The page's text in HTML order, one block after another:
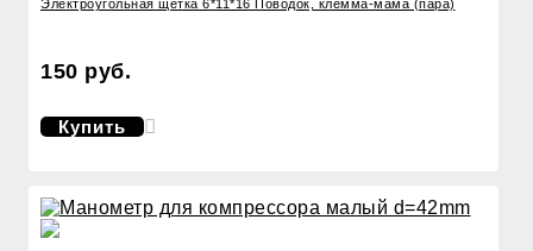
Электроугольная щетка 6*11*16 Поводок, клемма-мама (пара)
150 руб.
Купить